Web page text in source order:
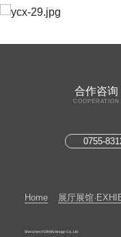
合作咨询
COOPERATION
0755-
展厅展馆